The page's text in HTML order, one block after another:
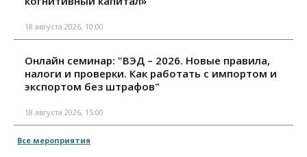
18 августа 2026, 10:00
Онлайн семинар: "ВЭД – 2026. Новые правила,
налоги и проверки. Как работать с импортом и
экспортом без штрафов"
18 августа 2026, 15:00
Все мероприятия